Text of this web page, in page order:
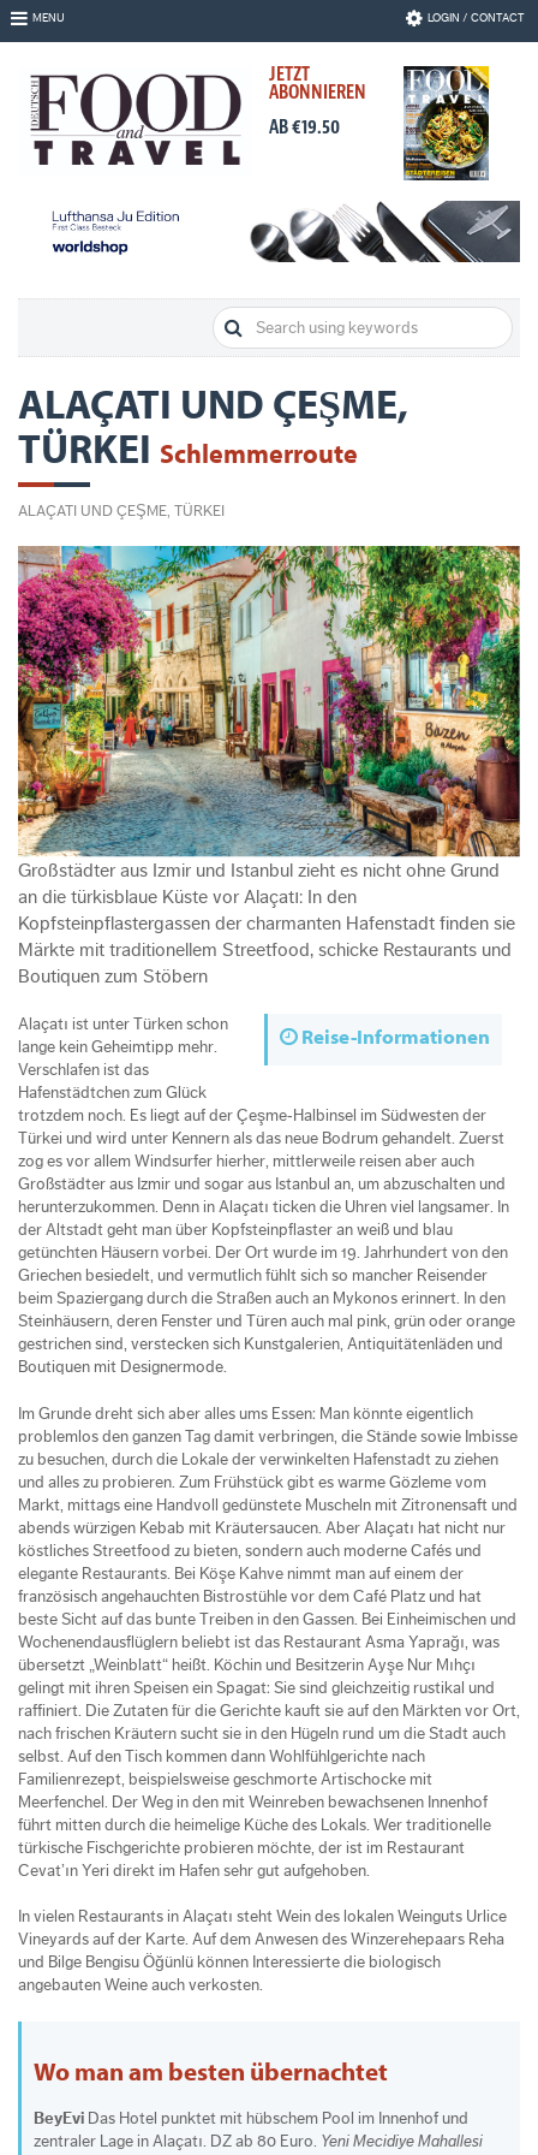
Skip
Content
MENU LOGIN / CONTACT
JETZT
ABONNIEREN
AB €19.50
ALAÇATI UND ÇEŞME,
TÜRKEI Schlemmerroute
ALAÇATI UND ÇEŞME, TÜRKEI
Großstädter aus Izmir und Istanbul zieht es nicht ohne Grund
an die türkisblaue Küste vor Alaçatı: In den
Kopfsteinpflastergassen der charmanten Hafenstadt finden sie
Märkte mit traditionellem Streetfood, schicke Restaurants und
Boutiquen zum Stöbern
Reise-Informationen
Alaçatı ist unter Türken schon
lange kein Geheimtipp mehr.
Verschlafen ist das
Hafenstädtchen zum Glück
trotzdem noch. Es liegt auf der Çeşme‐Halbinsel im Südwesten der
Türkei und wird unter Kennern als das neue Bodrum gehandelt. Zuerst
zog es vor allem Windsurfer hierher, mittlerweile reisen aber auch
Großstädter aus Izmir und sogar aus Istanbul an, um abzuschalten und
herunterzukommen. Denn in Alaçatı ticken die Uhren viel langsamer. In
der Altstadt geht man über Kopfsteinpflaster an weiß und blau
getünchten Häusern vorbei. Der Ort wurde im 19. Jahrhundert von den
Griechen besiedelt, und vermutlich fühlt sich so mancher Reisender
beim Spaziergang durch die Straßen auch an Mykonos erinnert. In den
Steinhäusern, deren Fenster und Türen auch mal pink, grün oder orange
gestrichen sind, verstecken sich Kunstgalerien, Antiquitätenläden und
Boutiquen mit Designermode.
Im Grunde dreht sich aber alles ums Essen: Man könnte eigentlich
problemlos den ganzen Tag damit verbringen, die Stände sowie Imbisse
zu besuchen, durch die Lokale der verwinkelten Hafenstadt zu ziehen
und alles zu probieren. Zum Frühstück gibt es warme Gözleme vom
Markt, mittags eine Handvoll gedünstete Muscheln mit Zitronensaft und
abends würzigen Kebab mit Kräutersaucen. Aber Alaçatı hat nicht nur
köstliches Streetfood zu bieten, sondern auch moderne Cafés und
elegante Restaurants. Bei Köşe Kahve nimmt man auf einem der
französisch angehauchten Bistrostühle vor dem Café Platz und hat
beste Sicht auf das bunte Treiben in den Gassen. Bei Einheimischen und
Wochenendausflüglern beliebt ist das Restaurant Asma Yaprağı, was
übersetzt „Weinblatt“ heißt. Köchin und Besitzerin Ayşe Nur Mıhçı
gelingt mit ihren Speisen ein Spagat: Sie sind gleichzeitig rustikal und
raffiniert. Die Zutaten für die Gerichte kauft sie auf den Märkten vor Ort,
nach frischen Kräutern sucht sie in den Hügeln rund um die Stadt auch
selbst. Auf den Tisch kommen dann Wohlfühlgerichte nach
Familienrezept, beispielsweise geschmorte Artischocke mit
Meerfenchel. Der Weg in den mit Weinreben bewachsenen Innenhof
führt mitten durch die heimelige Küche des Lokals. Wer traditionelle
türkische Fischgerichte probieren möchte, der ist im Restaurant
Cevat’ın Yeri direkt im Hafen sehr gut aufgehoben.
In vielen Restaurants in Alaçatı steht Wein des lokalen Weinguts Urlice
Vineyards auf der Karte. Auf dem Anwesen des Winzerehepaars Reha
und Bilge Bengisu Öğünlü können Interessierte die biologisch
angebauten Weine auch verkosten.
Wo man am besten übernachtet
BeyEvi Das Hotel punktet mit hübschem Pool im Innenhof und
zentraler Lage in Alaçatı. DZ ab 80 Euro. Yeni Mecidiye Mahallesi